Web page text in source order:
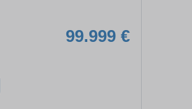
99.999 €